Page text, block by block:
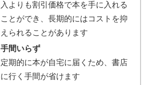
入よりも割引価格で本を手に入れる
ことができ、長期的にはコストを抑
えられることがあります
手間いらず
定期的に本が自宅に届くため、書店
に行く手間が省けます